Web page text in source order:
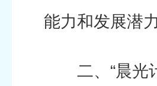
能力和发展潜
二、“晨光计